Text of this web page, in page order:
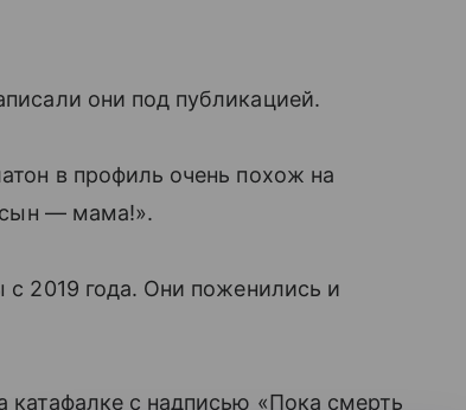
они под публикацией.
в профиль очень похож на
сын — мама!».
2019 года. Они поженились и
с надписью «Пока смерть